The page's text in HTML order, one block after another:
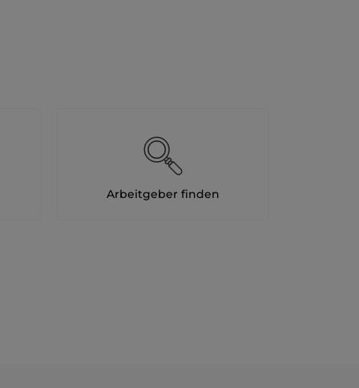
Arbeitgeber finden